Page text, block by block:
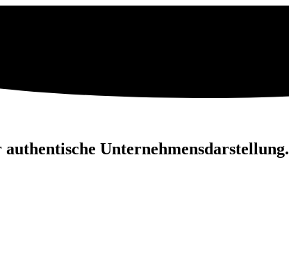
Unternehmensdarstellung.